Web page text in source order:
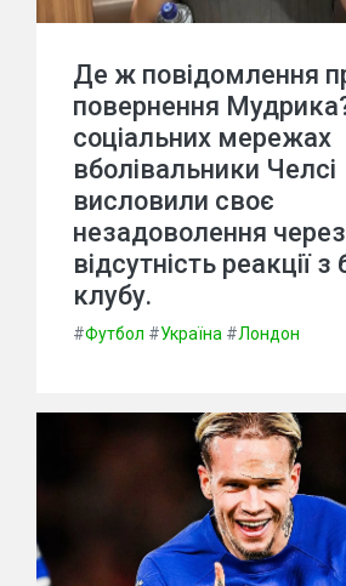
Де ж повідомлення
повернення
соціальних мережах
вболівальники Челсі
висловили своє
незадоволення через
відсутність реакції з
клубу.
#Футбол #Україна #Лондон